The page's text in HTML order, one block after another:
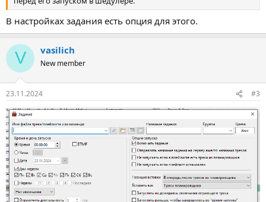
В настройках задания есть опция для этого.
V vasilich
New member
23.11.2024 #3